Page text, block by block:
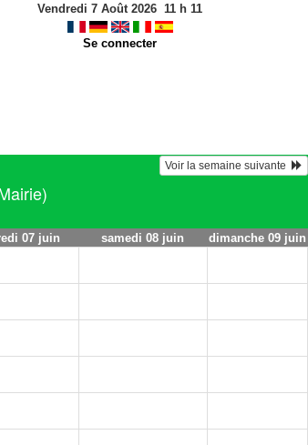
Vendredi 7 Août 2026 11 h 11
Se connecter
Voir la semaine suivante
07 juin samedi 08 juin
dimanche 09 juin